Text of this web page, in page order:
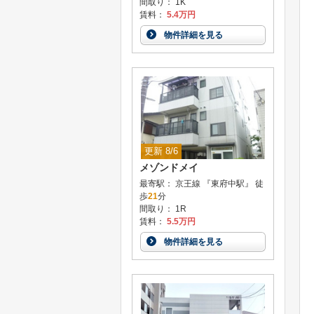
間取り： 1K
賃料： 5.4万円
物件詳細を見る
更新 8/6
メゾンドメイ
最寄駅： 京王線 『東府中駅』 徒
歩21分
間取り： 1R
賃料： 5.5万円
物件詳細を見る